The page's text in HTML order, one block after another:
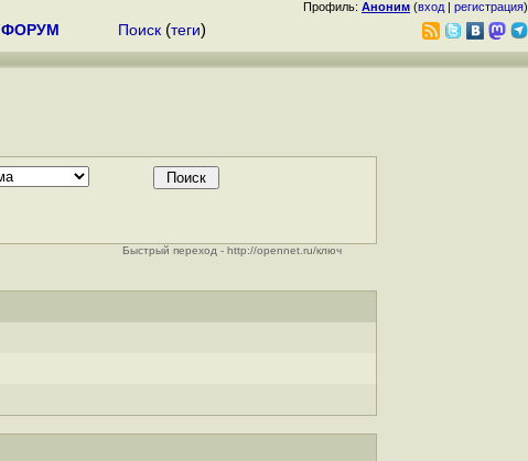
Профиль: Аноним (вход | регистрация)
ФОРУМ Поиск (теги)
Быстрый переход - http://opennet.ru/ключ